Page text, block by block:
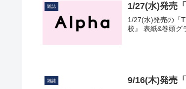
雑誌 1/27(水)発売
1/27(水)発売の「
校』 表紙&巻頭グ
雑誌 9/16(木)発売